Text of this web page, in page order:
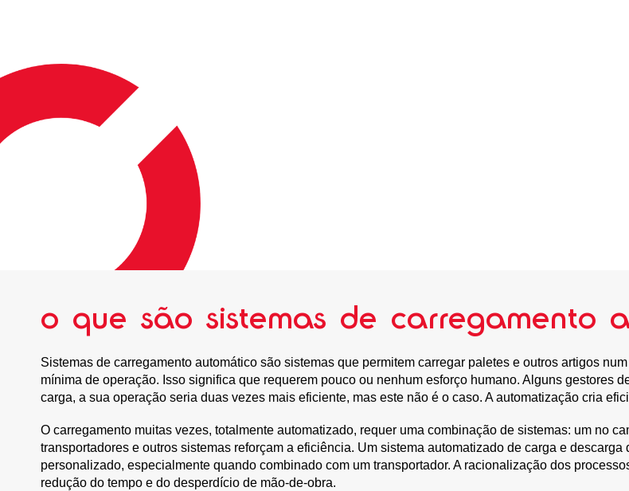
o que são sistemas de carregamento
Sistemas de carregamento automático são sistemas que permitem carregar paletes e outros artigos
mínima de operação. Isso significa que requerem pouco ou nenhum esforço humano. Alguns gestores
carga, a sua operação seria duas vezes mais eficiente, mas este não é o caso. A automatização cria
O carregamento muitas vezes, totalmente automatizado, requer uma combinação de sistemas: um no
transportadores e outros sistemas reforçam a eficiência. Um sistema automatizado de carga e
personalizado, especialmente quando combinado com um transportador. A racionalização dos
redução do tempo e do desperdício de mão-de-obra.